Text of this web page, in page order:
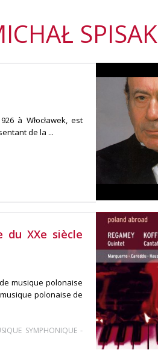
SPISAK
à Włocławek, est
de la ...
du XXe siècle
musique polonaise
polonaise de
SYMPHONIQUE-